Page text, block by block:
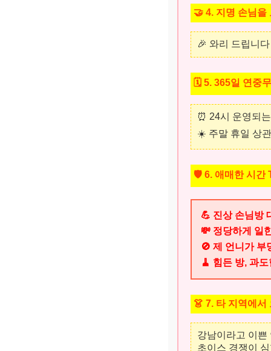
🤝 4. 지명 손님을
🎉 와리 드립니
🗓️ 5. 365일 연중
⏰ 24시 운영되
☀️ 주말 휴일 상
🛡️ 6. 애매한 시간
💪 진상 손님방
💸 정당하게 일
🚫 제 언니가 부
🧹 힘든 방, 과
👗 7. 타 지역에서
강남이라고 이쁜
초이스 경쟁이